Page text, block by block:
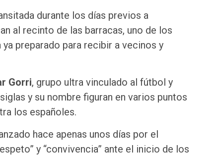
durante los días previos a
al recinto de las barracas, uno de los
preparado para recibir a vecinos y
Gorri, grupo ultra vinculado al fútbol y
y su nombre figuran en varios puntos
los españoles.
hace apenas unos días por el
y “convivencia” ante el inicio de los